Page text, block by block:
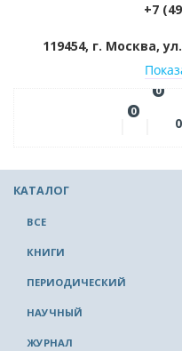
+7
119454, г. Москва,
0
0
0
КАТАЛОГ
ВСЕ
КНИГИ
ПЕРИОДИЧЕСКИЙ
НАУЧНЫЙ
ЖУРНАЛ